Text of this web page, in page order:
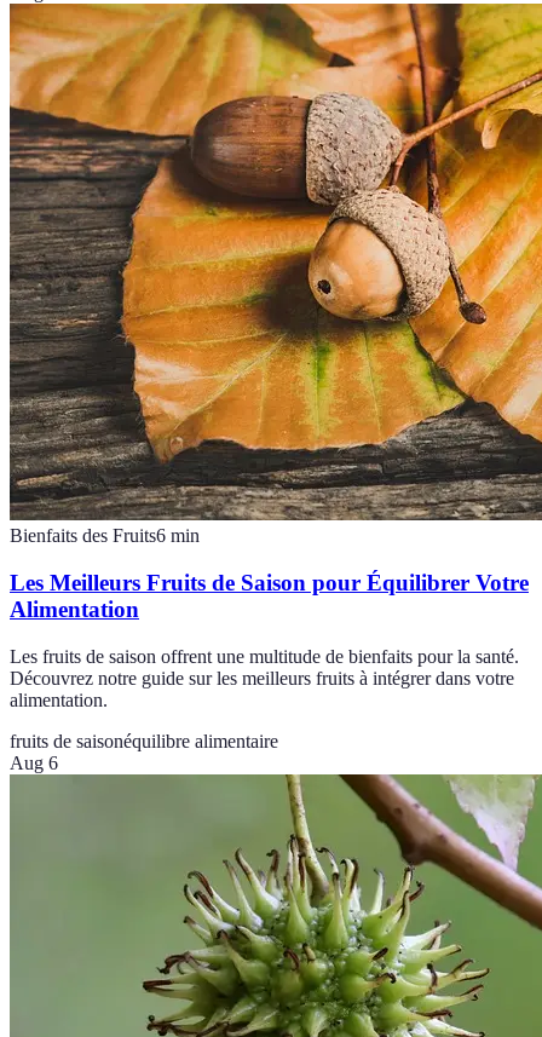
Bienfaits des Fruits6 min
Les Meilleurs Fruits de Saison pour Équilibrer Votre
Alimentation
Les fruits de saison offrent une multitude de bienfaits pour la santé.
Découvrez notre guide sur les meilleurs fruits à intégrer dans votre
alimentation.
fruits de saisonéquilibre alimentaire
Aug 6